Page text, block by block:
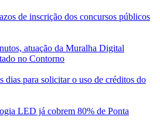
de inscrição dos concursos públicos
atuação da Muralha Digital
no Contorno
dias para solicitar o uso de créditos do
LED já cobrem 80% de Ponta